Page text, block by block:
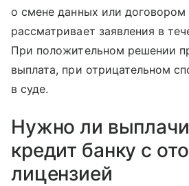
о смене данных или
рассматривает заявления в
При положительном решении
выплата, при отрицательном
в суде.
Нужно ли
кредит банку с
лицензией